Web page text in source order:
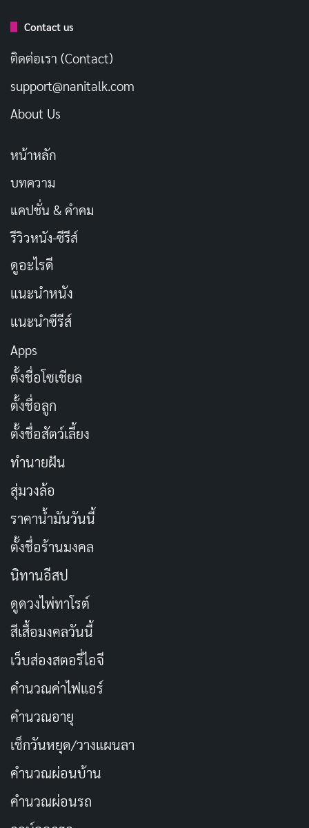
พิธีกรรมต่าง ๆ ถูกถ่ายทอดออกมาได้อย่างน่าขนลุก
เทคนิคพิเศษและการแต่งหน้าผีก็ทำออกมาได้อย่างสมจริง
สร้างความหวาดกลัวให้ผู้ชมได้อย่างถึงใจ
บรรยากาศและอารมณ์ความรู้สึกให้กับหนังได้เป็นอย่างดี
สรุป
แฟนหนังสยองขวัญไม่ควรพลาด ด้วยเรื่องราวที่น่าติดตาม
การแสดงที่เข้าถึงอารมณ์ และงานสร้างที่ยอดเยี่ยม หนัง
เรื่องนี้จะทำให้คุณนั่งไม่ติดเก้าอี้ตั้งแต่ต้นจนจบ
RELEASED
STATUS
Released
Movie
IMDB RATING
5.5
วิญญาณอาฆาต ศาลเจ้าที่พิศวง ตลอดจนภยันตรายที่
คืบคลานอย่างเงียบเชียบ เขย่าขวัญนักศึกษาที่มา
พัวพันกับสิ่งเหนือธรรมชาติโดยไม่เฉลียวใจ ใน
ภาพยนตร์รวมเรื่องสั้นสยองขวัญชุดนี้
Contact us
ติดต่อเรา (Contact)
support@nanitalk.com
About Us
หน้าหลัก
บทความ
แคปชั่น & คำคม
รีวิวหนัง-ซีรีส์
ดูอะไรดี
แนะนำหนัง
แนะนำซีรีส์
Apps
ตั้งชื่อโซเชียล
ตั้งชื่อลูก
ตั้งชื่อสัตว์เลี้ยง
ทำนายฝัน
สุ่มวงล้อ
ราคาน้ำมันวันนี้
ตั้งชื่อร้านมงคล
นิทานอีสป
ดูดวงไพ่ทาโรต์
สีเสื้อมงคลวันนี้
เว็บส่องสตอรี่ไอจี
คำนวณค่าไฟแอร์
คำนวณอายุ
เช็กวันหยุด/วางแผนลา
คำนวณผ่อนบ้าน
คำนวณผ่อนรถ